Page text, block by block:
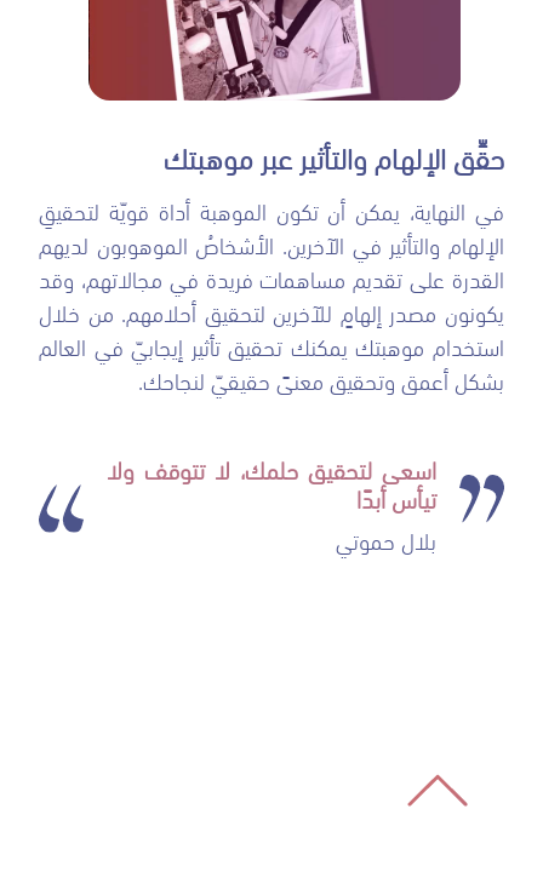
حقِّق الإلهام والتأثير عبر موهبتك
في النهاية، يمكن أن تكون الموهبة أداة قويّة لتحقيقِ
الإلهام والتأثير في الآخرين. الأشخاصُ الموهوبون لديهم
القدرة على تقديم مساهمات فريدة في مجالاتهم، وقد
يكونون مصدر إلهامٍ للآخرين لتحقيق أحلامهم. من خلال
استخدام موهبتك يمكنك تحقيق تأثير إيجابيّ في العالم
بشكل أعمق وتحقيق معنىً حقيقيّ لنجاحك.
اسعى لتحقيق حلمك، لا تتوقف ولا
تيأس أبدًا
بلال حموتي